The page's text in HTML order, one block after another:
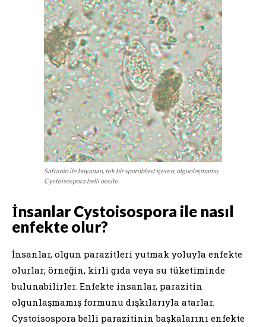
Safranin ile boyanan, tek bir sporoblast içeren, olgunlaşmamış
Cystoisospora belli oosite.
İnsanlar Cystoisospora ile nasıl
enfekte olur?
İnsanlar, olgun parazitleri yutmak yoluyla enfekte
olurlar; örneğin, kirli gıda veya su tüketiminde
bulunabilirler. Enfekte insanlar, parazitin
olgunlaşmamış formunu dışkılarıyla atarlar.
Cystoisospora belli parazitinin başkalarını enfekte